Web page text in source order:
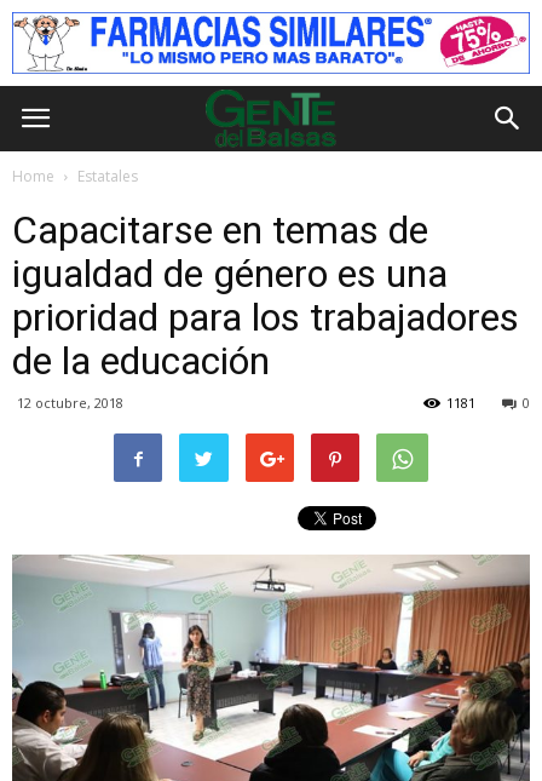
Home Estatales
Capacitarse en temas de
igualdad de género es una
prioridad para los trabajadores
de la educación
12 octubre, 2018 0
1181